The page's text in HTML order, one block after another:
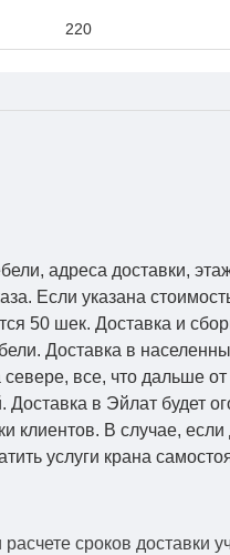
220
адреса доставки,
Если указана
50 шек. Доставка и
Доставка в
севере, все, что дальше
в Эйлат будет
клиентов. В случае,
услуги крана
расчете сроков доставки